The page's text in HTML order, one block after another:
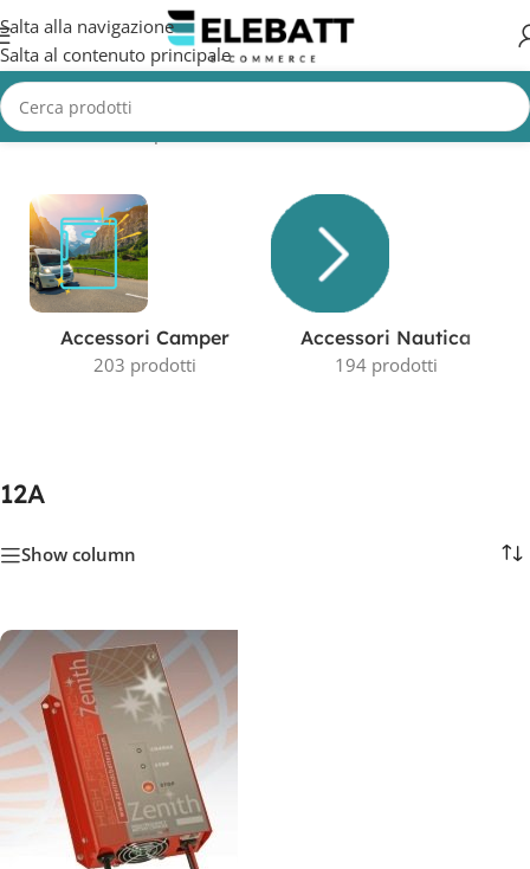
Salta alla navigazione
Salta al contenuto principale
Home/Prodotto Capacità in AH/12A Visualizzazione di 2 risultati
Accessori Camper
203 prodotti
Accessori Nautica
194 prodotti
12A
Show column